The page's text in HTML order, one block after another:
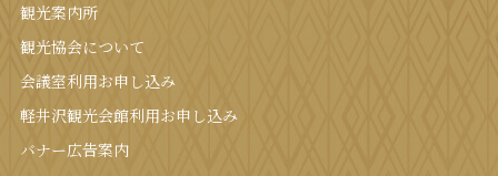
観光案内所
観光協会について
会議室利⽤お申し込み
軽井沢観光会館利⽤お申し込み
バナー広告案内